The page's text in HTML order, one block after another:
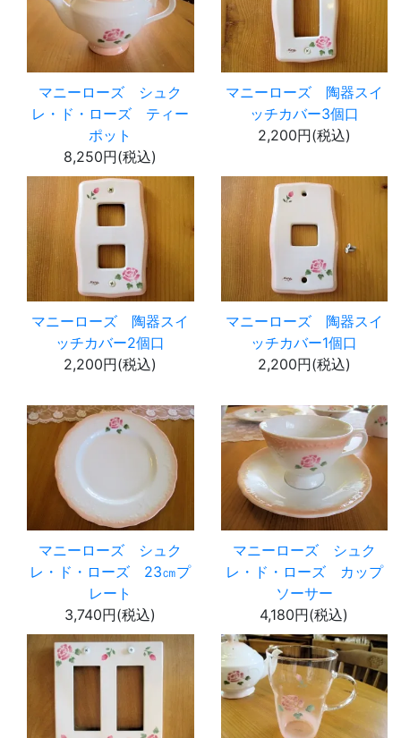
マニーローズ シュク
レ・ド・ローズ ティー
ポット
8,250円(税込)
マニーローズ 陶器スイ
ッチカバー3個口
2,200円(税込)
マニーローズ 陶器スイ
ッチカバー2個口
2,200円(税込)
マニーローズ 陶器スイ
ッチカバー1個口
2,200円(税込)
マニーローズ シュク
レ・ド・ローズ 23㎝プ
レート
3,740円(税込)
マニーローズ シュク
レ・ド・ローズ カップ
ソーサー
4,180円(税込)